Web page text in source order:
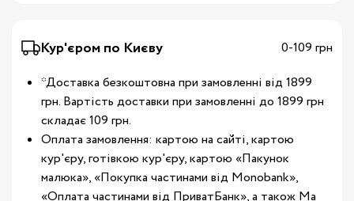
Кур'єром по Києву
0-109 грн
*Доставка безкоштовна при замовленні від 1899
грн. Вартість доставки при замовленні до 1899 грн
складає 109 грн.
Оплата замовлення: картою на сайті, картою
кур'єру, готівкою кур'єру, картою «Пакунок
малюка», «Покупка частинами від Monobank»,
«Оплата частинами від ПриватБанк», а також Ма